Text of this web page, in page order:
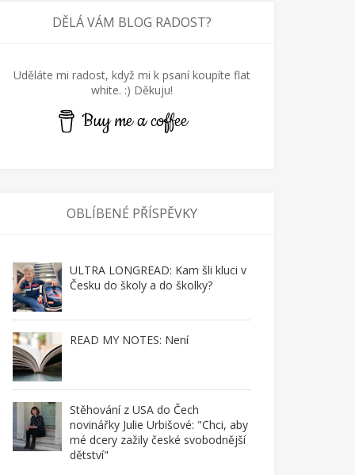
DĚLÁ VÁM BLOG RADOST?
Uděláte mi radost, když mi k psaní koupíte flat
white. :) Děkuju!
Buy me a coffee
OBLÍBENÉ PŘÍSPĚVKY
ULTRA LONGREAD: Kam šli kluci v
Česku do školy a do školky?
READ MY NOTES: Není
Stěhování z USA do Čech
novinářky Julie Urbišové: "Chci, aby
mé dcery zažily české svobodnější
dětství"